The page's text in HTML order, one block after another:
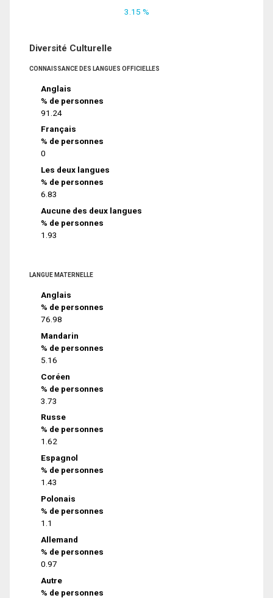
3.15 %
Diversité Culturelle
CONNAISSANCE DES LANGUES OFFICIELLES
Anglais
% de personnes
91.24
Français
% de personnes
0
Les deux langues
% de personnes
6.83
Aucune des deux langues
% de personnes
1.93
LANGUE MATERNELLE
Anglais
% de personnes
76.98
Mandarin
% de personnes
5.16
Coréen
% de personnes
3.73
Russe
% de personnes
1.62
Espagnol
% de personnes
1.43
Polonais
% de personnes
1.1
Allemand
% de personnes
0.97
Autre
% de personnes